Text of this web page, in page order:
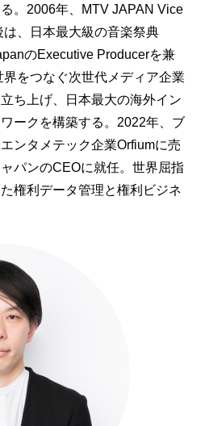
。2006年、MTV JAPAN Vice
、日本最大級の音楽祭典
のExecutive Producerを兼
をつなぐ次世代メディア企業
ち上げ、日本最大の海外イン
ークを構築する。2022年、ブ
ンタメテック企業Orfiumに売
パンのCEOに就任。世界屈指
権利データ管理と権利ビジネ